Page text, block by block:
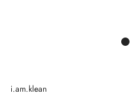
i.am.klean